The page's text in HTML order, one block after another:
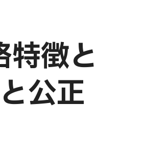
徴と
公正